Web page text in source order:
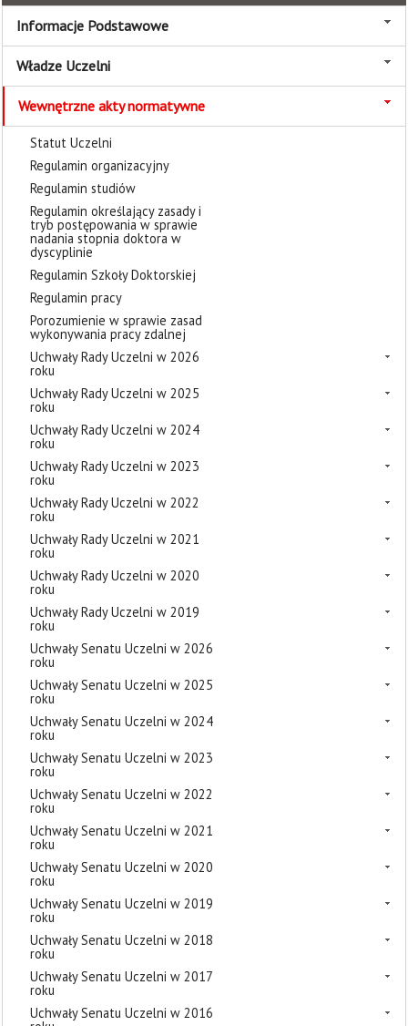
Informacje Podstawowe
Władze Uczelni
Wewnętrzne akty normatywne
Statut Uczelni
Regulamin organizacyjny
Regulamin studiów
Regulamin określający zasady i
tryb postępowania w sprawie
nadania stopnia doktora w
dyscyplinie
Regulamin Szkoły Doktorskiej
Regulamin pracy
Porozumienie w sprawie zasad
wykonywania pracy zdalnej
Uchwały Rady Uczelni w 2026
roku
Uchwały Rady Uczelni w 2025
roku
Uchwały Rady Uczelni w 2024
roku
Uchwały Rady Uczelni w 2023
roku
Uchwały Rady Uczelni w 2022
roku
Uchwały Rady Uczelni w 2021
roku
Uchwały Rady Uczelni w 2020
roku
Uchwały Rady Uczelni w 2019
roku
Uchwały Senatu Uczelni w 2026
roku
Uchwały Senatu Uczelni w 2025
roku
Uchwały Senatu Uczelni w 2024
roku
Uchwały Senatu Uczelni w 2023
roku
Uchwały Senatu Uczelni w 2022
roku
Uchwały Senatu Uczelni w 2021
roku
Uchwały Senatu Uczelni w 2020
roku
Uchwały Senatu Uczelni w 2019
roku
Uchwały Senatu Uczelni w 2018
roku
Uchwały Senatu Uczelni w 2017
roku
Uchwały Senatu Uczelni w 2016